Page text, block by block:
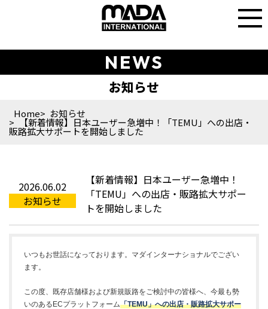
NEWS
Home お知らせ
【新着情報】日本ユーザー急増中！「TEMU」への出店・
販路拡大サポートを開始しました
2026.06.02
お知らせ
【新着情報】日本ユーザー急増中！
「TEMU」への出店・販路拡大サポー
トを開始しました
いつもお世話になっております。マダインターナショナルでござい
ます。
この度、既存店舗様および新規販路をご検討中の皆様へ、今最も勢
いのあるECプラットフォーム「TEMU」への出店・販路拡大サポー